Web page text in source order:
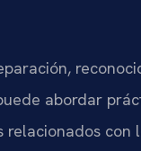
abordar
relacionados con